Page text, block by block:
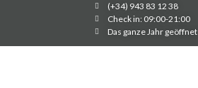
(+34) 943 83 12 38
Check in: 09:00-21:00
Das ganze Jahr geöffnet